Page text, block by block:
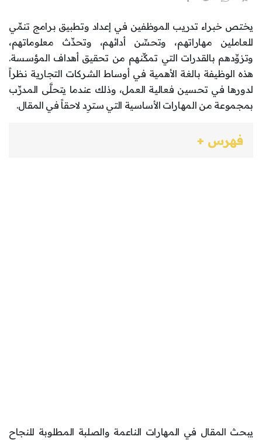
يختص خبراء تدريب الموظفين في إعداد وتطبيق برامج تنمِّي
للعاملين مهاراتهم، وتحسِّن أدائهم، وتحدِّث معلوماتهم،
وتزوِّدهم بالقدرات التي تمكِّنهم من تحقيق أهداف المؤسسة.
هذه الوظيفة بالغة الأهمية في أوساط الشركات التجارية نظراً
لدورها في تحسين فعالية العمل، وذلك عندما يتحلَّى المدرِّب
بمجموعة من المهارات الأساسية التي سترِد لاحقاً في المقال.
فهرس +
يبحث المقال في المهارات الناعمة والصلبة المطلوبة للنجاح